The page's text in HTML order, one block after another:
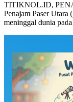
TITIKNOL.ID,
Penajam Paser
meninggal dunia